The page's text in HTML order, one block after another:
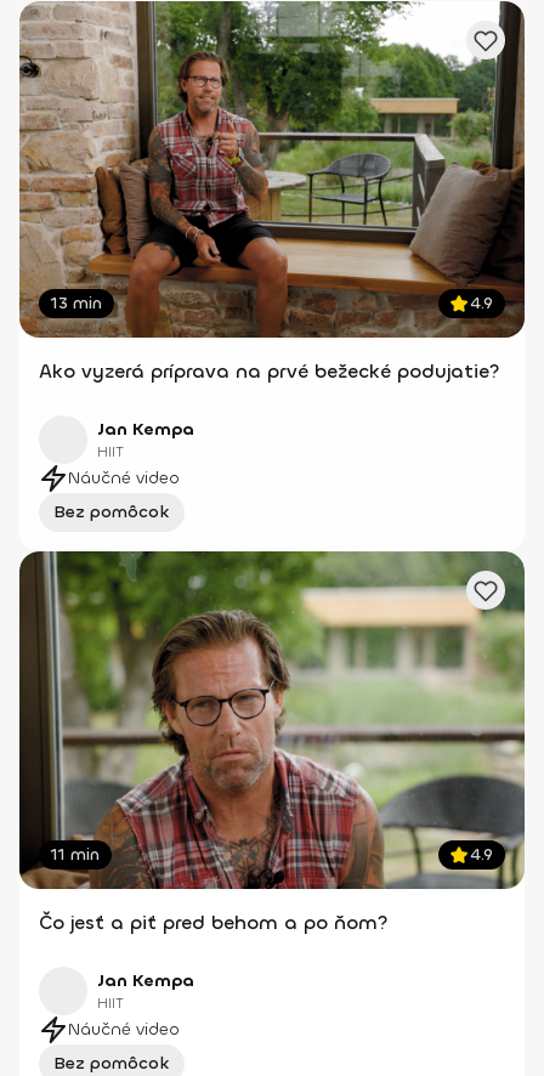
13 min 4.9
Ako vyzerá príprava na prvé bežecké podujatie?
Jan Kempa
HIIT
Náučné video
Bez pomôcok
11 min 4.9
Čo jesť a piť pred behom a po ňom?
Jan Kempa
HIIT
Náučné video
Bez pomôcok